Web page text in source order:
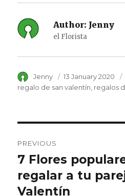
Author: Jenny
el Florista
Author
Jenny
Posted
on
13 January 2020
regalo de san valentín regalos
navigation
PREVIOUS
Previous
post:
7 Flores
regalar a tu
Valentín